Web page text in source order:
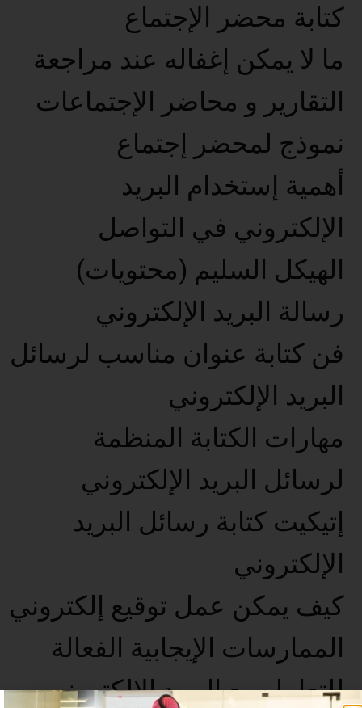
كتابة محضر الإجتماع
ما لا يمكن إغفاله عند مراجعة
التقارير و محاضر الإجتماعات
نموذج لمحضر إجتماع
أهمية إستخدام البريد
الإلكتروني في التواصل
الهيكل السليم (محتويات)
رسالة البريد الإلكتروني
فن كتابة عنوان مناسب لرسائل
البريد الإلكتروني
مهارات الكتابة المنظمة
لرسائل البريد الإلكتروني
إتيكيت كتابة رسائل البريد
الإلكتروني
كيف يمكن عمل توقيع إلكتروني
الممارسات الإيجابية الفعالة
للتعامل مع البريد الإلكتروني